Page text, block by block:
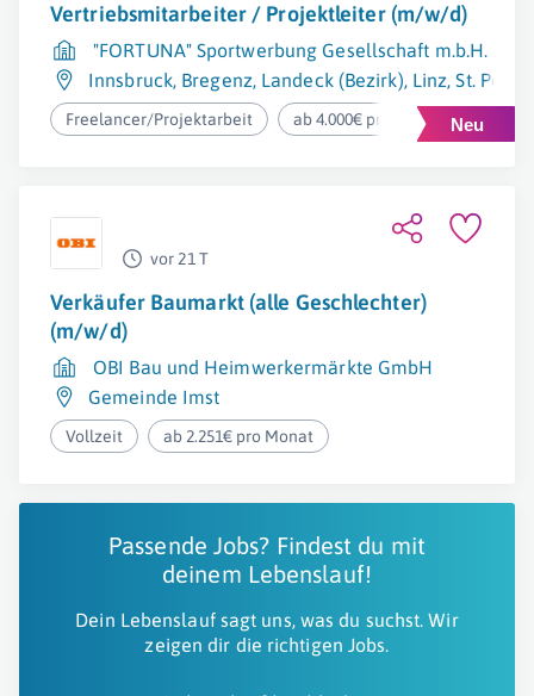
Vertriebsmitarbeiter / Projektleiter (m/w/d)
"FORTUNA" Sportwerbung Gesellschaft m.b.H. & Co
Innsbruck, Bregenz, Landeck (Bezirk), Linz,St.
Freelancer/Projektarbeit ab 4.000€ pro Monat
vor 21 T
Verkäufer Baumarkt (alle Geschlechter)
(m/w/d)
OBI Bau und Heimwerkermärkte GmbH
Gemeinde Imst
Vollzeit ab 2.251€ pro Monat
Passende Jobs? Findest du mit
deinem Lebenslauf!
Dein Lebenslauf sagt uns, was du suchst. Wir
zeigen dir die richtigen Jobs.